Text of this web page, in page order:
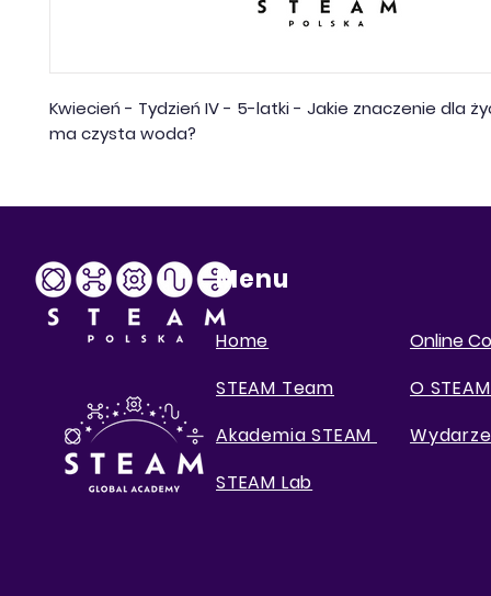
Kwiecień - Tydzień IV - 5-latki - Jakie znaczenie dla
ma czysta woda?
Menu
Home
STEAM Team
Akademia STEAM
STEAM Lab
Online
O